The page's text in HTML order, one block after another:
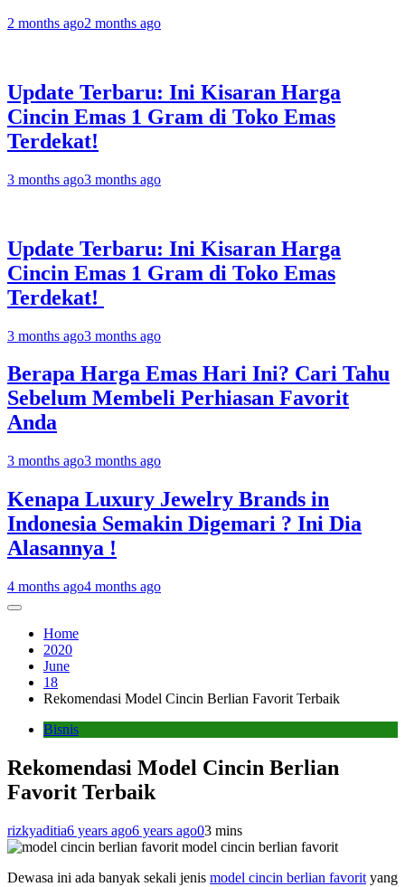
2 months ago2 months ago
Update Terbaru: Ini Kisaran Harga
Cincin Emas 1 Gram di Toko Emas
Terdekat!
3 months ago3 months ago
Update Terbaru: Ini Kisaran Harga
Cincin Emas 1 Gram di Toko Emas
Terdekat!
3 months ago3 months ago
Berapa Harga Emas Hari Ini? Cari Tahu
Sebelum Membeli Perhiasan Favorit
Anda
3 months ago3 months ago
Kenapa Luxury Jewelry Brands in
Indonesia Semakin Digemari ? Ini Dia
Alasannya !
4 months ago4 months ago
Home
2020
June
18
Rekomendasi Model Cincin Berlian Favorit Terbaik
Bisnis
Rekomendasi Model Cincin Berlian
Favorit Terbaik
rizkyaditia6 years ago6 years ago03 mins
model cincin berlian favorit
Dewasa ini ada banyak sekali jenis model cincin berlian favorit yang